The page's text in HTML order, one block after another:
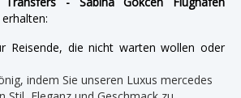
erhalten:
Reisende, die nicht warten wollen oder
indem Sie unseren Luxus mercedes